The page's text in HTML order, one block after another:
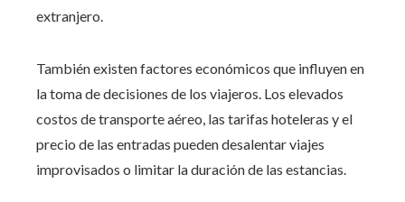
extranjero.
También existen factores económicos que influyen en
la toma de decisiones de los viajeros. Los elevados
costos de transporte aéreo, las tarifas hoteleras y el
precio de las entradas pueden desalentar viajes
improvisados o limitar la duración de las estancias.